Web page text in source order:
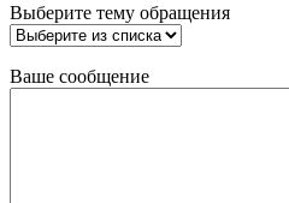
Выберите тему обращения
Ваше сообщение